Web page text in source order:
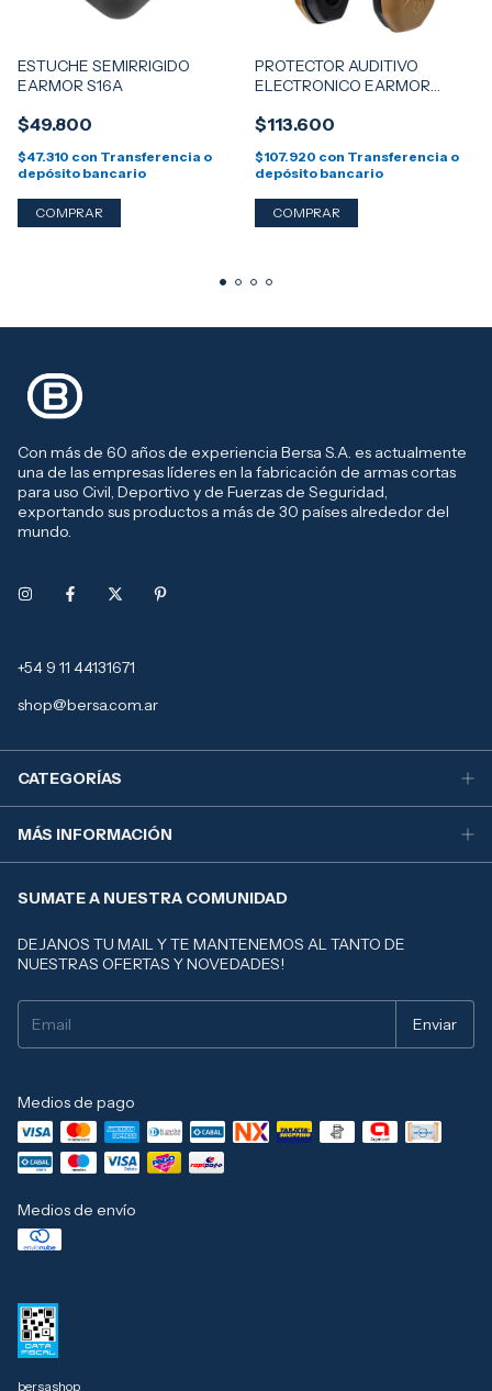
ESTUCHE SEMIRRIGIDO
EARMOR S16A
$49.800
$47.310 con Transferencia o
depósito bancario
PROTECTOR AUDITIVO
ELECTRONICO EARMOR
$113.600
$107.920 con Transferencia o
depósito bancario
Con más de 60 años de experiencia Bersa S.A. es actualmente
una de las empresas líderes en la fabricación de armas cortas
para uso Civil, Deportivo y de Fuerzas de Seguridad,
exportando sus productos a más de 30 países alrededor del
mundo.
+54 9 11 44131671
shop@bersa.com.ar
CATEGORÍAS
MÁS INFORMACIÓN
SUMATE A NUESTRA COMUNIDAD
DEJANOS TU MAIL Y TE MANTENEMOS AL TANTO DE
NUESTRAS OFERTAS Y NOVEDADES!
Medios de pago
Medios de envío
bersashop